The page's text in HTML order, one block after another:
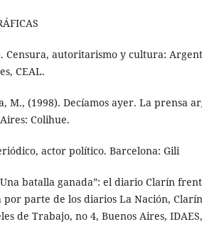
Censura, autoritarismo y cultura:
CEAL.
M., (1998). Decíamos ayer. La prensa
Colihue.
actor político. Barcelona: Gili
batalla ganada”: el diario Clarín
por parte de los diarios La Nación,
de Trabajo, no 4, Buenos Aires, IDAES,